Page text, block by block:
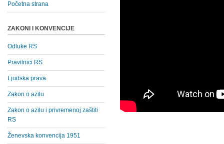
Početna strana
ZAKONI I KONVENCIJE
Odluke RS
Pravilnici RS
Ljudska prava
Zakon o azilu
Zakon o azilu i privremenoj zaštiti
RS
Ženevska konvencija 1951